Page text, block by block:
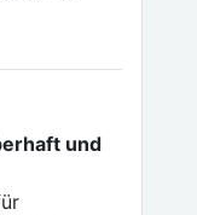
und